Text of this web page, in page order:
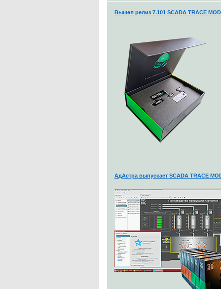
Вышел релиз 7.101 SCADA TRACE
АдАстра выпускает SCADA TRACE